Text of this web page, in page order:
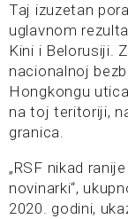
Taj izuzetan
uglavnom
Kini i Belorusiji.
nacionalnoj
Hongkongu
na toj teritoriji,
granica.
„RSF nikad
novinarki“,
2020. godini,